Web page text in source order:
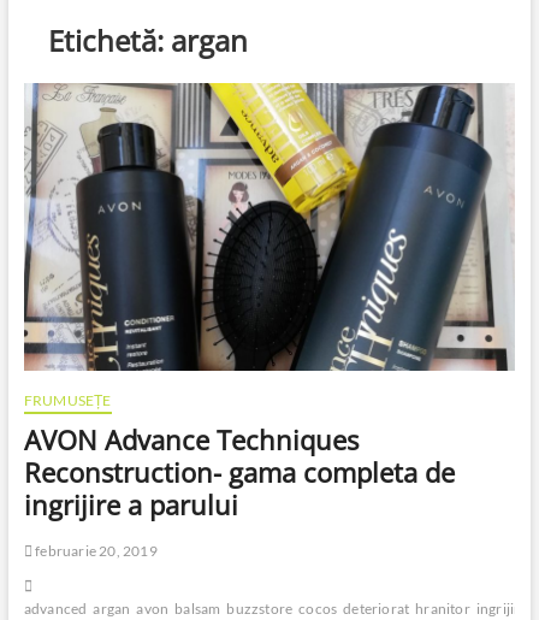
Etichetă: argan
FRUMUSEȚE
AVON Advance Techniques
Reconstruction- gama completa de
ingrijire a parului
februarie 20, 2019
advanced argan avon balsam buzzstore cocos deteriorat hranitor ingrijire